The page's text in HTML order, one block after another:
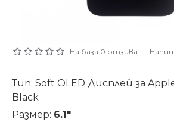
На база 0 отзива. -
Тип: Soft OLED Дисплей за
Black
Размер: 6.1"